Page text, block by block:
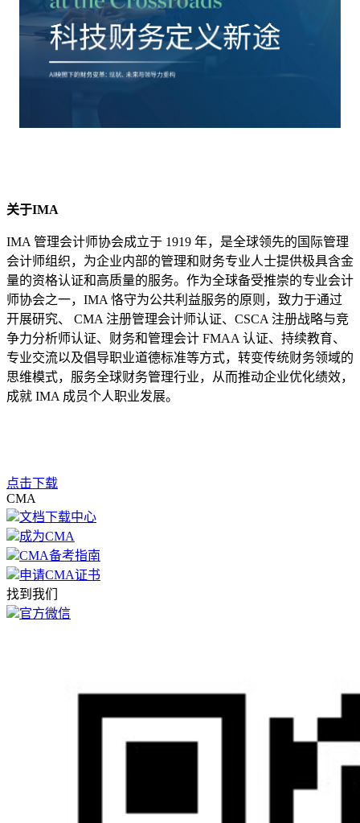
关于IMA
IMA 管理会计师协会成立于 1919 年，是全球领先的国际管理
会计师组织，为企业内部的管理和财务专业人士提供极具含金
量的资格认证和高质量的服务。作为全球备受推崇的专业会计
师协会之一，IMA 恪守为公共利益服务的原则，致力于通过
开展研究、 CMA 注册管理会计师认证、CSCA 注册战略与竞
争力分析师认证、财务和管理会计 FMAA 认证、持续教育、
专业交流以及倡导职业道德标准等方式，转变传统财务领域的
思维模式，服务全球财务管理行业，从而推动企业优化绩效，
成就 IMA 成员个人职业发展。
点击下载
CMA
文档下载中心
成为CMA
CMA备考指南
申请CMA证书
找到我们
官方微信